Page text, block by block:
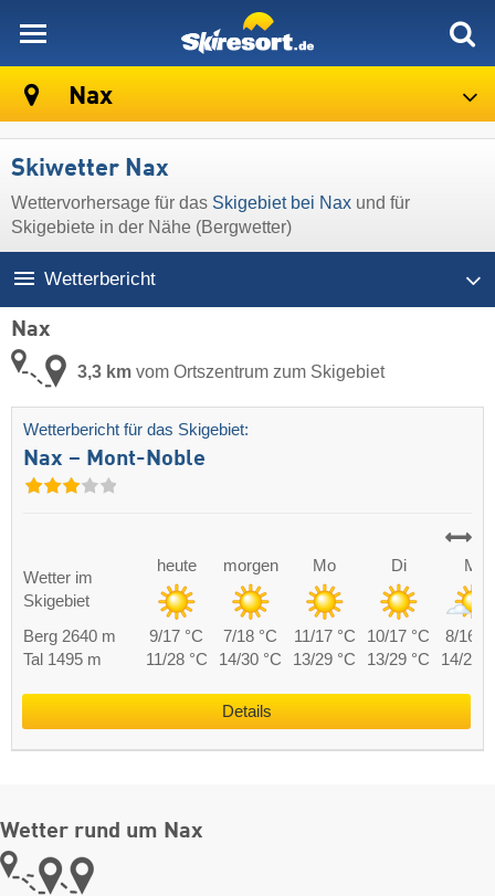
Nax
Skiwetter Nax
Wettervorhersage für das Skigebiet bei Nax und für
Skigebiete in der Nähe (Bergwetter)
Wetterbericht
Nax
3,3 km vom Ortszentrum zum Skigebiet
Wetterbericht für das Skigebiet:
Nax – Mont-Noble
Wetter im
Skigebiet
heute morgen Mo Di Mi
Berg 2640 m 9/17 °C 7/18 °C 11/17 °C 10/17 °C
8/16
Tal 1495 m
11/28 °C 14/30 °C 13/29 °C 13/29 °C 14/28
Details
Wetter rund um Nax